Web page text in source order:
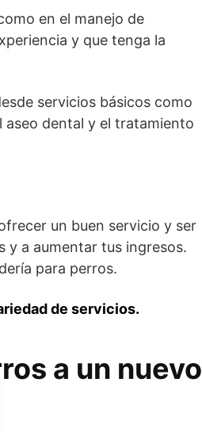
en el manejo de
y que tenga la
servicios básicos como
aseo dental y el tratamiento
un buen servicio y ser
y a aumentar tus ingresos.
para perros.
de servicios.
a un nuevo